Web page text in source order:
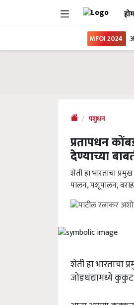
MFOI 2024
पशुधन
प्रतापधन
देण्याच्या
शेती हा भारताचा
पालन, पशूपालन,
शेती हा भारताचा
जोडधंद्यामध्ये